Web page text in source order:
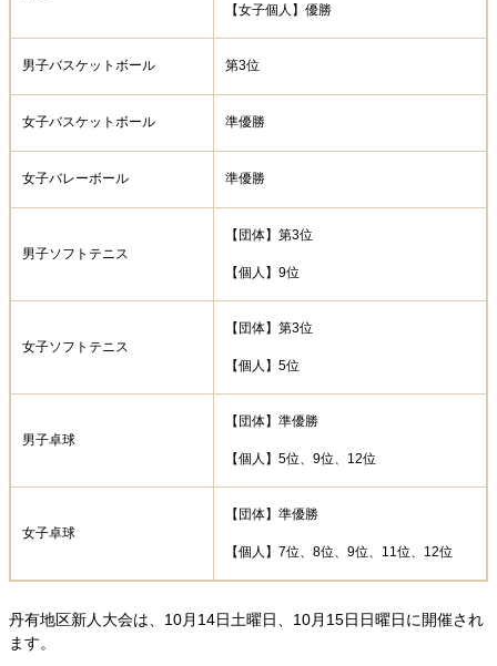
【女子個人】優勝
男子バスケットボール 第3位
女子バスケットボール 準優勝
女子バレーボール 準優勝
男子ソフトテニス
【団体】第3位
【個人】9位
女子ソフトテニス
【団体】第3位
【個人】5位
男子卓球
【団体】準優勝
【個人】5位、9位、12位
女子卓球
【団体】準優勝
【個人】7位、8位、9位、11位、12位
丹有地区新人大会は、10月14日土曜日、10月15日日曜日に開催され
ます。